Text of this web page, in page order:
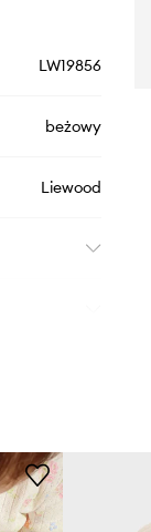
LW19856
beżowy
Liewood